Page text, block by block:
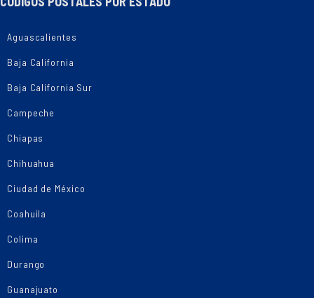
Aguascalientes
Baja California
Baja California Sur
Campeche
Chiapas
Chihuahua
Ciudad de México
Coahuila
Colima
Durango
Guanajuato